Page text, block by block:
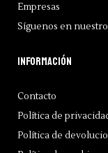
Empresas
Síguenos en
Información
Contacto
Política de
Política de